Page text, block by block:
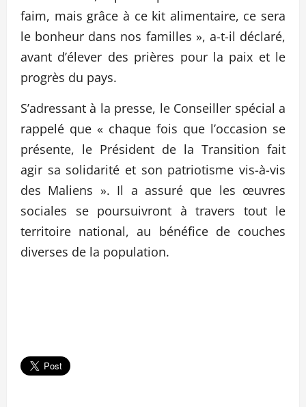
faim, mais grâce à ce kit alimentaire, ce sera
le bonheur dans nos familles », a-t-il déclaré,
avant d’élever des prières pour la paix et le
progrès du pays.
S’adressant à la presse, le Conseiller spécial a
rappelé que « chaque fois que l’occasion se
présente, le Président de la Transition fait
agir sa solidarité et son patriotisme vis-à-vis
des Maliens ». Il a assuré que les œuvres
sociales se poursuivront à travers tout le
territoire national, au bénéfice de couches
diverses de la population.